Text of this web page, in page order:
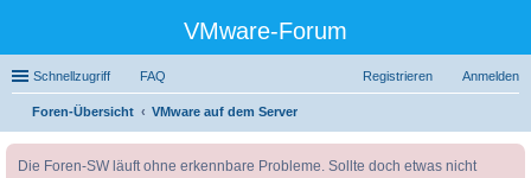
VMware-Forum
Schnellzugriff FAQ Anmelden
Registrieren
Foren-Übersicht
VMware auf dem Server
Die Foren-SW läuft ohne erkennbare Probleme. Sollte doch etwas nicht